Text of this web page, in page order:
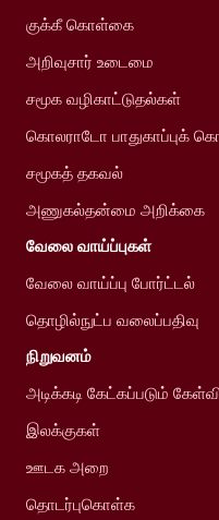
குக்கீ கொள்கை
அறிவுசார் உடைமை
சமூக வழிகாட்டுதல்கள்
கொலராடோ பாதுகாப்புக்
சமூகத் தகவல்
அணுகல்தன்மை அறிக்கை
வேலை வாய்ப்புகள்
வேலை வாய்ப்பு போர்ட்டல்
தொழில்நுட்ப வலைப்பதிவு
நிறுவனம்
அடிக்கடி கேட்கப்படும்
இலக்குகள்
ஊடக அறை
தொடர்புகொள்க